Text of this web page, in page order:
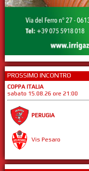
PROSSIMO INCONTRO
COPPA ITALIA
sabato 15.08.26 ore 21:00
PERUGIA
Vis Pesaro